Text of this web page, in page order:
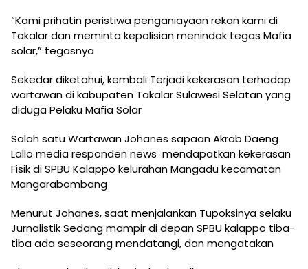
“Kami prihatin peristiwa penganiayaan rekan kami di
Takalar dan meminta kepolisian menindak tegas Mafia
solar,” tegasnya
Sekedar diketahui, kembali Terjadi kekerasan terhadap
wartawan di kabupaten Takalar Sulawesi Selatan yang
diduga Pelaku Mafia Solar
Salah satu Wartawan Johanes sapaan Akrab Daeng
Lallo media responden news mendapatkan kekerasan
Fisik di SPBU Kalappo kelurahan Mangadu kecamatan
Mangarabombang
Menurut Johanes, saat menjalankan Tupoksinya selaku
Jurnalistik Sedang mampir di depan SPBU kalappo tiba-
tiba ada seseorang mendatangi, dan mengatakan